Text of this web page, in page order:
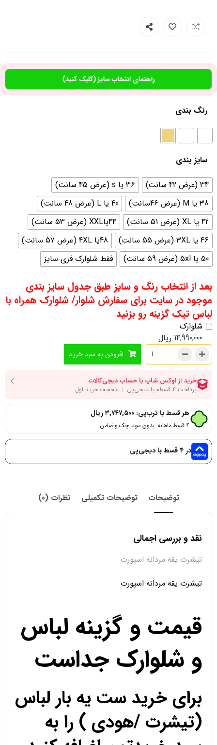
راهنمای انتخاب سایز (کلیک کنید)
رنگ بندی
سایز بندی
34 (عرض 42 سانت)
36 یا s (عرض 45 سانت)
38 یا M (عرض 46سانت)
40 یا L (عرض 48 سانت)
42 یا XL (عرض 51 سانت)
44یاXXL (عرض 53 سانت)
46 یا 3XL (عرض 55 سانت)
48یا 4XL (عرض 57 سانت)
50 یا 5xl (عرض 59 سانت)
فقط شلوارک فری سایز
بعد از انتخاب رنگ و سایز طبق جدول سایز بندی
موجود در سایت برای سفارش شلوار/ شلوارک همراه با
لباس تیک گزینه رو بزنید
شلوارک
14,990,000 ریال
افزودن به سبد خرید
هر قسط با ترب‌پی: ۳,۷۴۷,۵۰۰ریال
۴ قسط ماهانه. بدون سود، چک و ضامن.
در ۴ قسط با دیجی‌پی
توضیحات توضیحات تکمیلی نظرات (0)
نقد و بررسی اجمالی
تیشرت یقه مردانه اسپورت
تیشرت یقه مردانه اسپورت
قیمت و گزینه لباس
و شلوارک جداست
برای خرید ست یه بار لباس
(تیشرت /هودی ) را به